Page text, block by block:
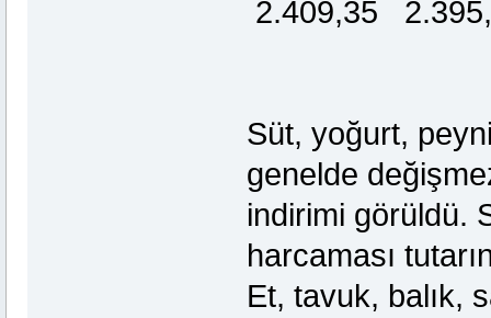
2.409,35
Süt, yoğurt,
genelde
indirimi görüldü.
harcaması
Et, tavuk, balık,